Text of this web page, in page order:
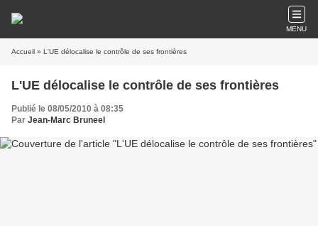
MENU
Accueil » L'UE délocalise le contrôle de ses frontières
L'UE délocalise le contrôle de ses frontières
Publié le 08/05/2010 à 08:35
Par Jean-Marc Bruneel